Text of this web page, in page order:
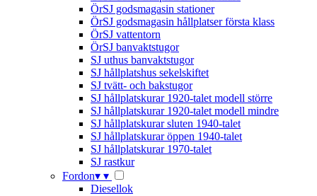
ÖrSJ godsmagasin stationer
ÖrSJ godsmagasin hållplatser första klass
ÖrSJ vattentorn
ÖrSJ banvaktstugor
SJ uthus banvaktstugor
SJ hållplatshus sekelskiftet
SJ tvätt- och bakstugor
SJ hållplatskurar 1920-talet modell större
SJ hållplatskurar 1920-talet modell mindre
SJ hållplatskurar sluten 1940-talet
SJ hållplatskurar öppen 1940-talet
SJ hållplatskurar 1970-talet
SJ rastkur
Fordon▾ ▾
Diesellok